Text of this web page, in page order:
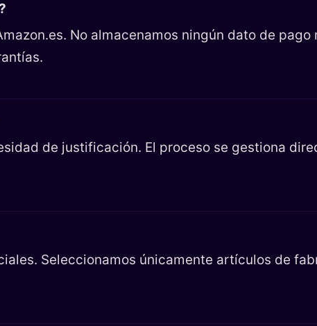
No almacenamos ningún dato de
de justificación. El proceso se gestiona
Seleccionamos únicamente artículos de